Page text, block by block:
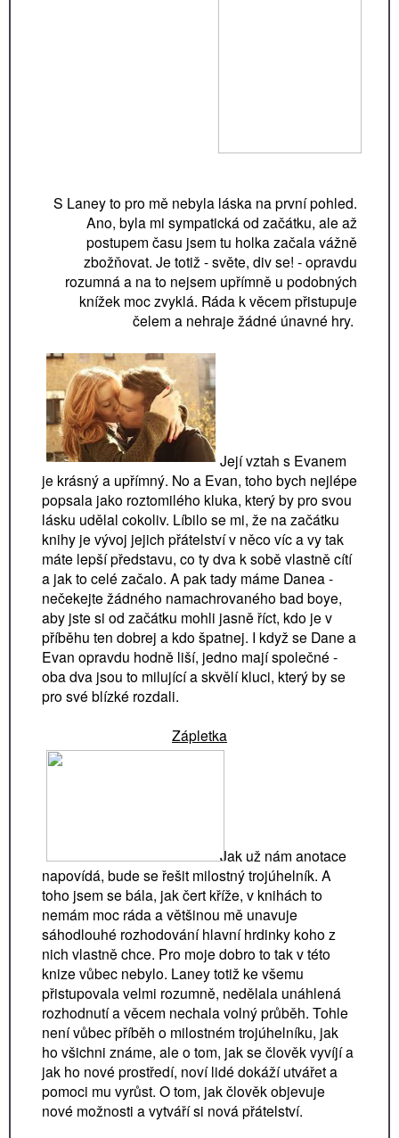
S Laney to pro mě nebyla láska na první pohled.
Ano, byla mi sympatická od začátku, ale až
postupem času jsem tu holka začala vážně
zbožňovat. Je totiž - světe, div se! - opravdu
rozumná a na to nejsem upřímně u podobných
knížek moc zvyklá. Ráda k věcem přistupuje
čelem a nehraje žádné únavné hry.
Její vztah s Evanem
je krásný a upřímný. No a Evan, toho bych nejlépe
popsala jako roztomilého kluka, který by pro svou
lásku udělal cokoliv. Líbilo se mi, že na začátku
knihy je vývoj jejich přátelství v něco víc a vy tak
máte lepší představu, co ty dva k sobě vlastně cítí
a jak to celé začalo. A pak tady máme Danea -
nečekejte žádného namachrovaného bad boye,
aby jste si od začátku mohli jasně říct, kdo je v
příběhu ten dobrej a kdo špatnej. I když se Dane a
Evan opravdu hodně liší, jedno mají společné -
oba dva jsou to milující a skvělí kluci, který by se
pro své blízké rozdali.
Zápletka
Jak už nám anotace
napovídá, bude se řešit milostný trojúhelník. A
toho jsem se bála, jak čert kříže, v knihách to
nemám moc ráda a většinou mě unavuje
sáhodlouhé rozhodování hlavní hrdinky koho z
nich vlastně chce. Pro moje dobro to tak v této
knize vůbec nebylo. Laney totiž ke všemu
přistupovala velmi rozumně, nedělala unáhlená
rozhodnutí a věcem nechala volný průběh. Tohle
není vůbec příběh o milostném trojúhelníku, jak
ho všichni známe, ale o tom, jak se člověk vyvíjí a
jak ho nové prostředí, noví lidé dokáží utvářet a
pomoci mu vyrůst. O tom, jak člověk objevuje
nové možnosti a vytváří si nová přátelství.